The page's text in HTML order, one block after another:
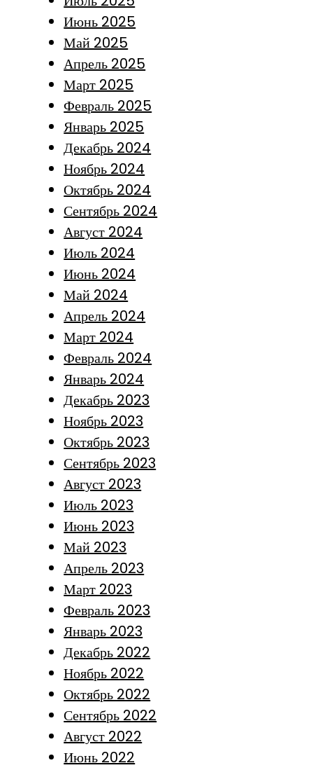
Июнь 2025
Май 2025
Апрель 2025
Март 2025
Февраль 2025
Январь 2025
Декабрь 2024
Ноябрь 2024
Октябрь 2024
Сентябрь 2024
Август 2024
Июль 2024
Июнь 2024
Май 2024
Апрель 2024
Март 2024
Февраль 2024
Январь 2024
Декабрь 2023
Ноябрь 2023
Октябрь 2023
Сентябрь 2023
Август 2023
Июль 2023
Июнь 2023
Май 2023
Апрель 2023
Март 2023
Февраль 2023
Январь 2023
Декабрь 2022
Ноябрь 2022
Октябрь 2022
Сентябрь 2022
Август 2022
Июнь 2022